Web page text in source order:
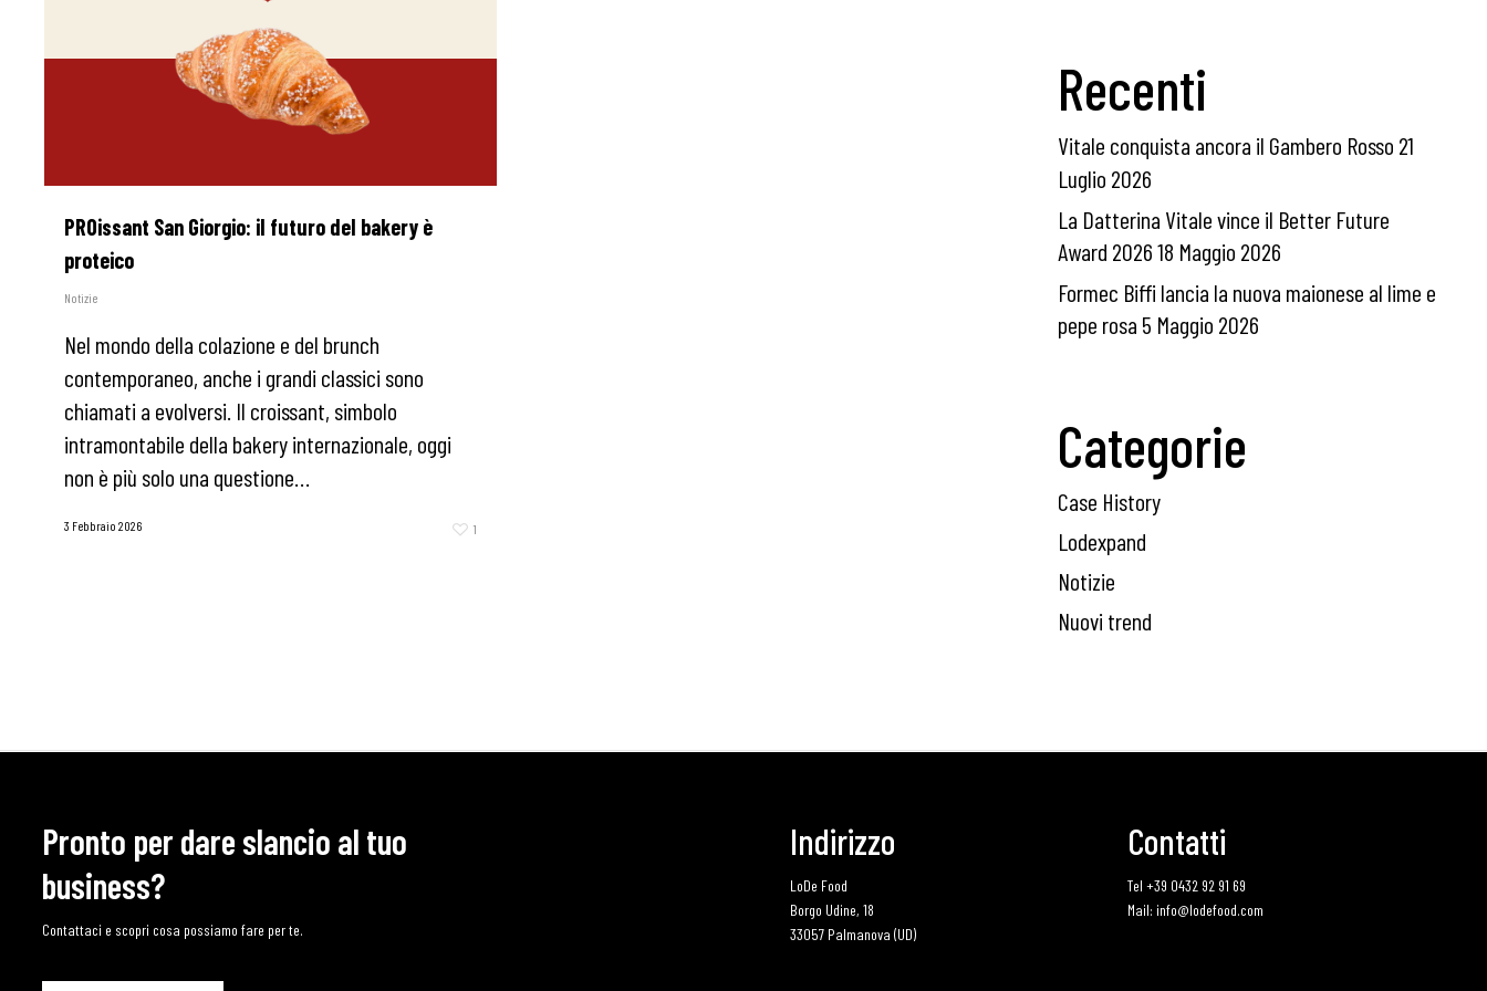
PROissant San Giorgio: il futuro del bakery è
proteico
Notizie
Nel mondo della colazione e del brunch
contemporaneo, anche i grandi classici sono
chiamati a evolversi. Il croissant, simbolo
intramontabile della bakery internazionale, oggi
non è più solo una questione…
3 Febbraio 2026 1
Recenti
Vitale conquista ancora il Gambero Rosso 21
Luglio 2026
La Datterina Vitale vince il Better Future
Award 2026 18 Maggio 2026
Formec Biffi lancia la nuova maionese al lime e
pepe rosa 5 Maggio 2026
Categorie
Case History
Lodexpand
Notizie
Nuovi trend
Pronto per dare slancio al tuo
business?
Contattaci e scopri cosa possiamo fare per te.
Indirizzo
LoDe Food
Borgo Udine, 18
33057 Palmanova (UD)
Contatti
Tel +39 0432 92 91 69
Mail: info@lodefood.com